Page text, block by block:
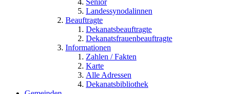
Senior
Landessynodalinnen
Beauftragte
Dekanatsbeauftragte
Dekanatsfrauenbeauftragte
Informationen
Zahlen / Fakten
Karte
Alle Adressen
Dekanatsbibliothek